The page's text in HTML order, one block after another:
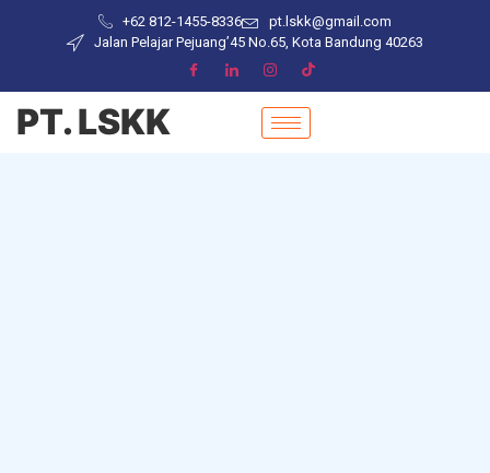
+62 812-1455-8336
pt.lskk@gmail.com
Jalan Pelajar Pejuang’45 No.65, Kota Bandung 40263
PT. LSKK